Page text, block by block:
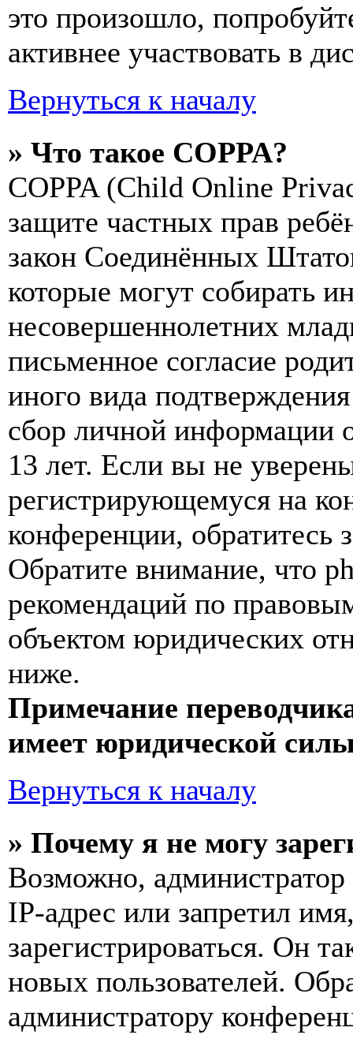
это произошло,
активнее участвовать в
Вернуться к началу
» Что такое COPPA?
COPPA (Child Online
защите частных прав
закон Соединённых
которые могут собирать
несовершеннолетних
письменное согласие
иного вида
сбор личной информации
13 лет. Если вы не
регистрирующемуся на
конференции, обратитесь
Обратите внимание, что
рекомендаций по
объектом юридических
ниже.
Примечание
имеет юридической
Вернуться к началу
» Почему я не могу
Возможно,
IP-адрес или запретил
зарегистрироваться. Он
новых пользователей.
администратору